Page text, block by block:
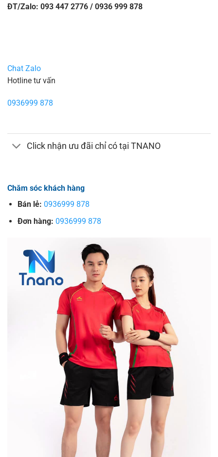
ĐT/Zalo: 093 447 2776 / 0936 999 878
Chat Zalo
Hotline tư vấn
0936999 878
Click nhận ưu đãi chỉ có tại TNANO
Chăm sóc khách hàng
Bán lẻ: 0936999 878
Đơn hàng: 0936999 878